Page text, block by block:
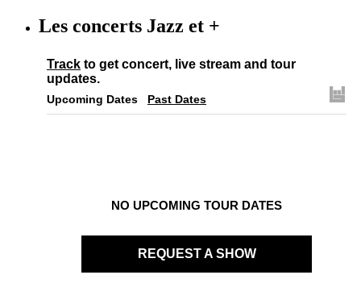
Les concerts Jazz et +
Track to get concert, live stream and tour
updates.
Upcoming Dates Past Dates
NO UPCOMING TOUR DATES
REQUEST A SHOW